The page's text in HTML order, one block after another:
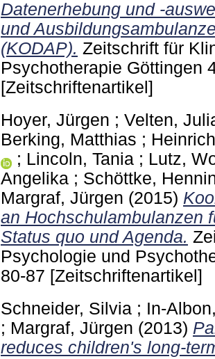
Datenerhebung und -
und
(KODAP). Zeitschrift für
Psychotherapie Göttingen
[Zeitschriftenartikel]
Hoyer, Jürgen ; Velten,
Berking, Matthias ;
; Lincoln, Tania ; Lutz,
Angelika ; Schöttke,
Margraf, Jürgen (2015)
an Hochschulambulanzen
Status quo und Agenda.
Psychologie und
80-87 [Zeitschriftenartikel]
Schneider, Silvia ; In-
; Margraf, Jürgen (2013)
reduces children's long-